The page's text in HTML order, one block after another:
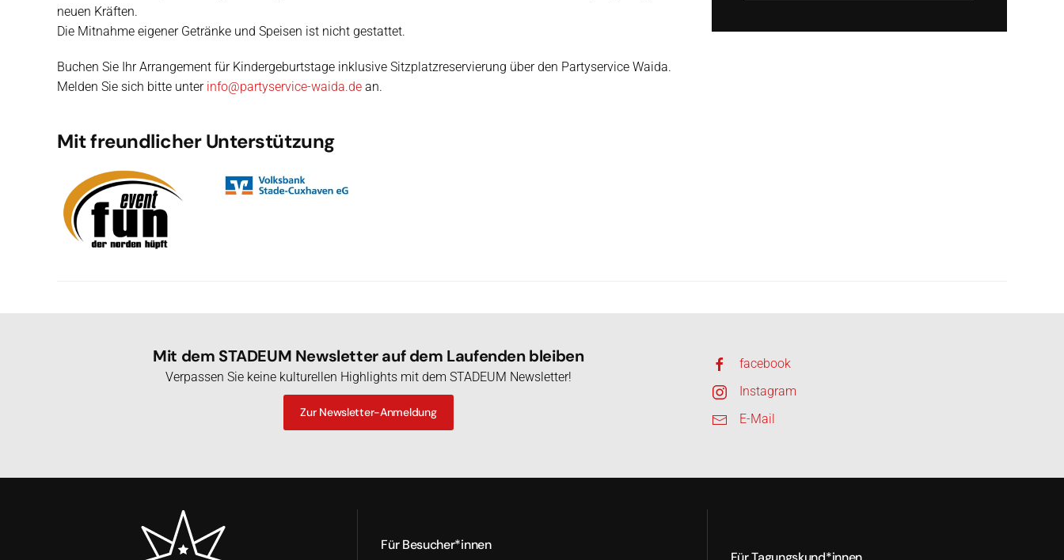
neuen Kräften.
Die Mitnahme eigener Getränke und Speisen ist nicht gestattet.
Buchen Sie Ihr Arrangement für Kindergeburtstage inklusive Sitzplatzreservierung über den Partyservice Waida.
Melden Sie sich bitte unter info@partyservice-waida.de an.
Mit freundlicher Unterstützung
Mit dem STADEUM Newsletter auf dem Laufenden bleiben
Verpassen Sie keine kulturellen Highlights mit dem STADEUM Newsletter!
Zur Newsletter-Anmeldung
facebook
Instagram
E-Mail
Für Besucher*innen